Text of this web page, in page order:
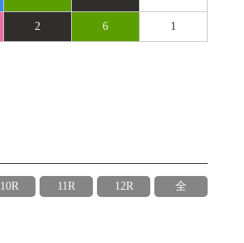
2 6 1
10R 11R 12R 全